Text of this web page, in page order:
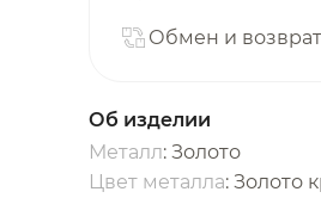
Обмен и возврат
Об изделии
Металл: Золото
Цвет металла: Золото